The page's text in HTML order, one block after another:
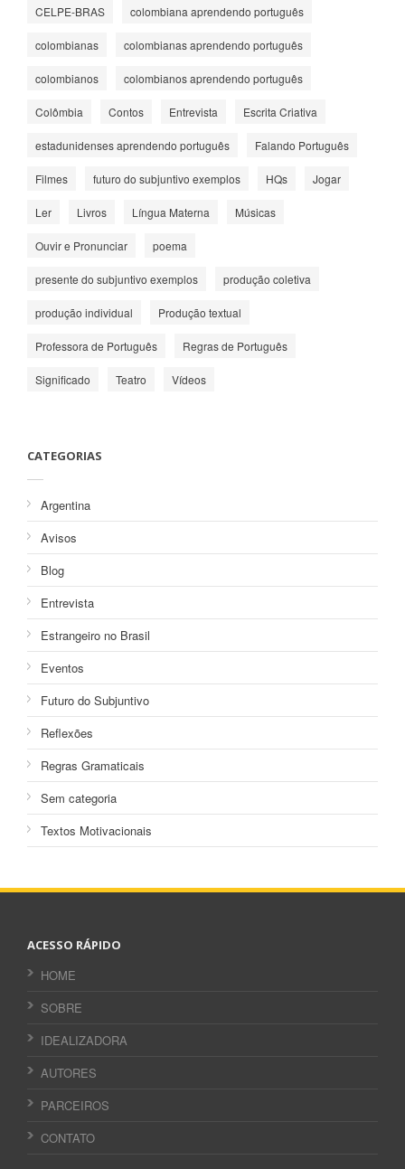
CELPE-BRAS colombiana aprendendo português
colombianas colombianas aprendendo português
colombianos colombianos aprendendo português
Colômbia Contos Entrevista Escrita Criativa
estadunidenses aprendendo português Falando Português
Filmes futuro do subjuntivo exemplos HQs Jogar
Ler Livros Língua Materna Músicas
Ouvir e Pronunciar poema
presente do subjuntivo exemplos produção coletiva
produção individual Produção textual
Professora de Português Regras de Português
Significado Teatro Vídeos
CATEGORIAS
Argentina
Avisos
Blog
Entrevista
Estrangeiro no Brasil
Eventos
Futuro do Subjuntivo
Reflexões
Regras Gramaticais
Sem categoria
Textos Motivacionais
ACESSO RÁPIDO
HOME
SOBRE
IDEALIZADORA
AUTORES
PARCEIROS
CONTATO